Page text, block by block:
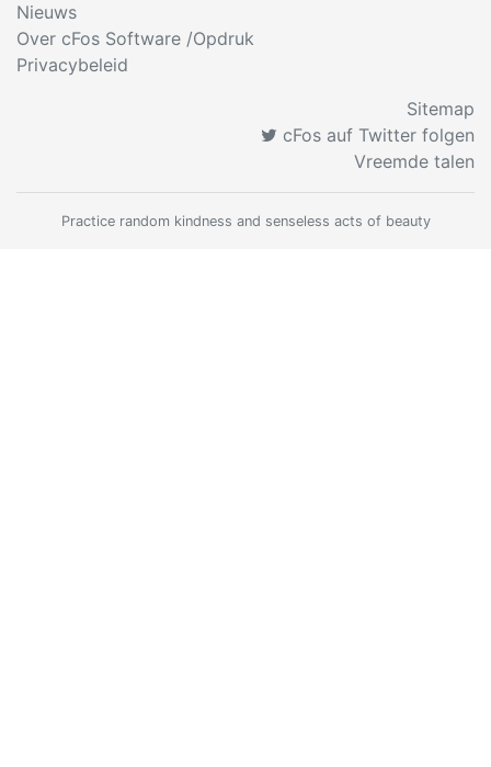
Nieuws
Over cFos Software /Opdruk
Privacybeleid
Sitemap
cFos auf Twitter folgen
Vreemde talen
Practice random kindness and senseless acts of beauty